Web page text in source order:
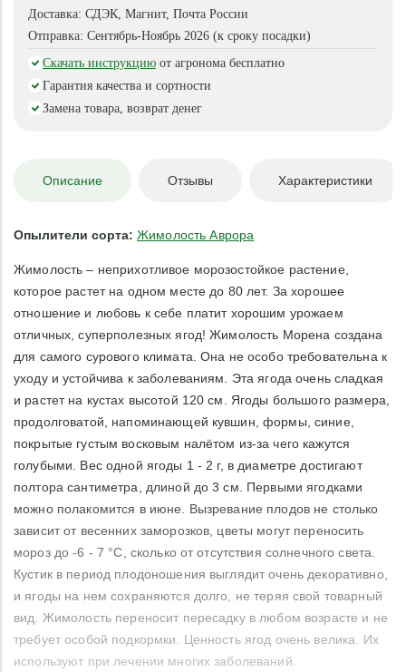
Доставка: СДЭК, Магнит, Почта России
Отправка: Сентябрь-Ноябрь 2026 (к сроку посадки)
Скачать инструкцию от агронома бесплатно
Гарантия качества и сортности
Замена товара, возврат денег
Описание Отзывы Характеристики
Опылители сорта: Жимолость Аврора
Жимолость – неприхотливое морозостойкое растение,
которое растет на одном месте до 80 лет. За хорошее
отношение и любовь к себе платит хорошим урожаем
отличных, суперполезных ягод! Жимолость Морена создана
для самого сурового климата. Она не особо требовательна к
уходу и устойчива к заболеваниям. Эта ягода очень сладкая
и растет на кустах высотой 120 см. Ягоды большого размера,
продолговатой, напоминающей кувшин, формы, синие,
покрытые густым восковым налётом из-за чего кажутся
голубыми. Вес одной ягоды 1 - 2 г, в диаметре достигают
полтора сантиметра, длиной до 3 см. Первыми ягодками
можно полакомится в июне. Вызревание плодов не столько
зависит от весенних заморозков, цветы могут переносить
мороз до -6 - 7 °С, сколько от отсутствия солнечного света.
Кустик в период плодоношения выглядит очень декоративно,
и ягоды на нем сохраняются долго, не теряя свой товарный
вид. Жимолость переносит пересадку в любом возрасте и не
требует особой подкормки. Ценность ягод очень велика. Их
используют при лечении многих заболеваний.